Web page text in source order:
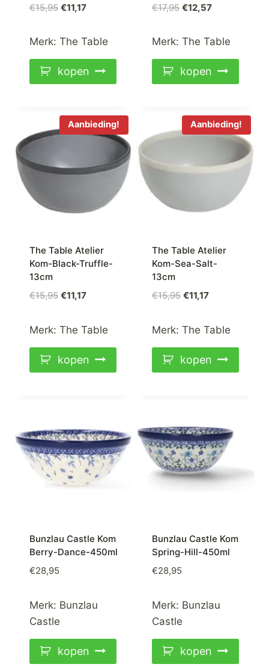
€15,95 Oorspronkelijke
was:
€11,17Huidige
is:
Merk: The Table
kopen
€17,95 Oorspronkelijke
was:
€12,57Huidige
is:
Merk: The Table
kopen
Aanbieding!
The Table Atelier
Kom-Black-Truffle-
13cm
€15,95 Oorspronkelijke
was:
€11,17Huidige
is:
Merk: The Table
kopen
Aanbieding!
The Table Atelier
Kom-Sea-Salt-
13cm
€15,95 Oorspronkelijke
was:
€11,17Huidige
is:
Merk: The Table
kopen
Bunzlau Castle Kom
Berry-Dance-450ml
€28,95
Merk: Bunzlau
Castle
kopen
Bunzlau Castle Kom
Spring-Hill-450ml
€28,95
Merk: Bunzlau
Castle
kopen